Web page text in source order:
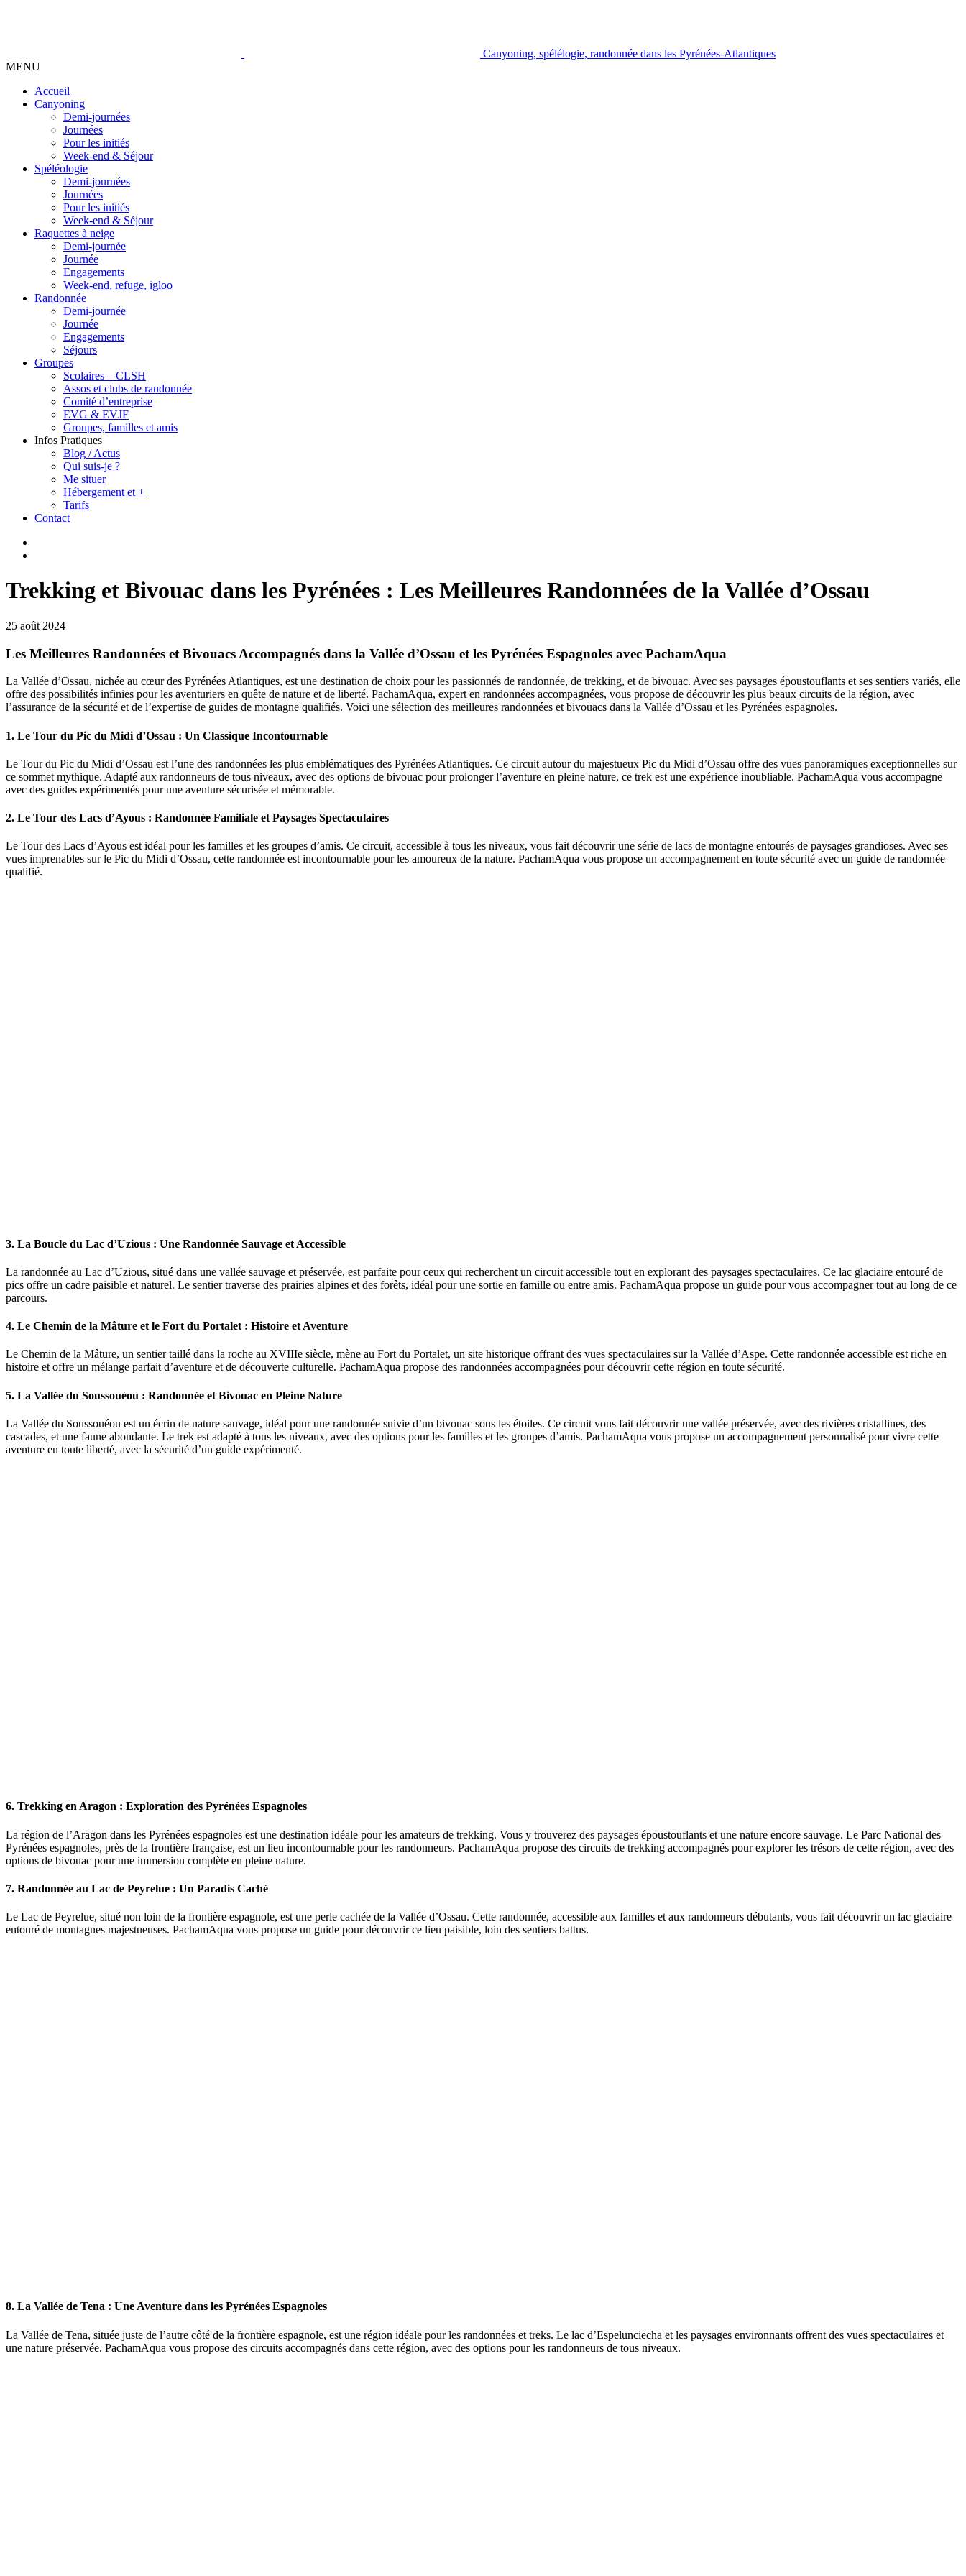
Canyoning, spélélogie, randonnée dans les Pyrénées-Atlantiques
MENU
Accueil
Canyoning
Demi-journées
Journées
Pour les initiés
Week-end & Séjour
Spéléologie
Demi-journées
Journées
Pour les initiés
Week-end & Séjour
Raquettes à neige
Demi-journée
Journée
Engagements
Week-end, refuge, igloo
Randonnée
Demi-journée
Journée
Engagements
Séjours
Groupes
Scolaires – CLSH
Assos et clubs de randonnée
Comité d’entreprise
EVG & EVJF
Groupes, familles et amis
Infos Pratiques
Blog / Actus
Qui suis-je ?
Me situer
Hébergement et +
Tarifs
Contact
Trekking et Bivouac dans les Pyrénées : Les Meilleures Randonnées de la Vallée d’Ossau
25 août 2024
Les Meilleures Randonnées et Bivouacs Accompagnés dans la Vallée d’Ossau et les Pyrénées Espagnoles avec PachamAqua
La Vallée d’Ossau, nichée au cœur des Pyrénées Atlantiques, est une destination de choix pour les passionnés de randonnée, de trekking, et de bivouac. Avec ses paysages époustouflants et ses sentiers variés, elle
offre des possibilités infinies pour les aventuriers en quête de nature et de liberté. PachamAqua, expert en randonnées accompagnées, vous propose de découvrir les plus beaux circuits de la région, avec
l’assurance de la sécurité et de l’expertise de guides de montagne qualifiés. Voici une sélection des meilleures randonnées et bivouacs dans la Vallée d’Ossau et les Pyrénées espagnoles.
1. Le Tour du Pic du Midi d’Ossau : Un Classique Incontournable
Le Tour du Pic du Midi d’Ossau est l’une des randonnées les plus emblématiques des Pyrénées Atlantiques. Ce circuit autour du majestueux Pic du Midi d’Ossau offre des vues panoramiques exceptionnelles sur
ce sommet mythique. Adapté aux randonneurs de tous niveaux, avec des options de bivouac pour prolonger l’aventure en pleine nature, ce trek est une expérience inoubliable. PachamAqua vous accompagne
avec des guides expérimentés pour une aventure sécurisée et mémorable.
2. Le Tour des Lacs d’Ayous : Randonnée Familiale et Paysages Spectaculaires
Le Tour des Lacs d’Ayous est idéal pour les familles et les groupes d’amis. Ce circuit, accessible à tous les niveaux, vous fait découvrir une série de lacs de montagne entourés de paysages grandioses. Avec ses
vues imprenables sur le Pic du Midi d’Ossau, cette randonnée est incontournable pour les amoureux de la nature. PachamAqua vous propose un accompagnement en toute sécurité avec un guide de randonnée
qualifié.
3. La Boucle du Lac d’Uzious : Une Randonnée Sauvage et Accessible
La randonnée au Lac d’Uzious, situé dans une vallée sauvage et préservée, est parfaite pour ceux qui recherchent un circuit accessible tout en explorant des paysages spectaculaires. Ce lac glaciaire entouré de
pics offre un cadre paisible et naturel. Le sentier traverse des prairies alpines et des forêts, idéal pour une sortie en famille ou entre amis. PachamAqua propose un guide pour vous accompagner tout au long de ce
parcours.
4. Le Chemin de la Mâture et le Fort du Portalet : Histoire et Aventure
Le Chemin de la Mâture, un sentier taillé dans la roche au XVIIIe siècle, mène au Fort du Portalet, un site historique offrant des vues spectaculaires sur la Vallée d’Aspe. Cette randonnée accessible est riche en
histoire et offre un mélange parfait d’aventure et de découverte culturelle. PachamAqua propose des randonnées accompagnées pour découvrir cette région en toute sécurité.
5. La Vallée du Soussouéou : Randonnée et Bivouac en Pleine Nature
La Vallée du Soussouéou est un écrin de nature sauvage, idéal pour une randonnée suivie d’un bivouac sous les étoiles. Ce circuit vous fait découvrir une vallée préservée, avec des rivières cristallines, des
cascades, et une faune abondante. Le trek est adapté à tous les niveaux, avec des options pour les familles et les groupes d’amis. PachamAqua vous propose un accompagnement personnalisé pour vivre cette
aventure en toute liberté, avec la sécurité d’un guide expérimenté.
6. Trekking en Aragon : Exploration des Pyrénées Espagnoles
La région de l’Aragon dans les Pyrénées espagnoles est une destination idéale pour les amateurs de trekking. Vous y trouverez des paysages époustouflants et une nature encore sauvage. Le Parc National des
Pyrénées espagnoles, près de la frontière française, est un lieu incontournable pour les randonneurs. PachamAqua propose des circuits de trekking accompagnés pour explorer les trésors de cette région, avec des
options de bivouac pour une immersion complète en pleine nature.
7. Randonnée au Lac de Peyrelue : Un Paradis Caché
Le Lac de Peyrelue, situé non loin de la frontière espagnole, est une perle cachée de la Vallée d’Ossau. Cette randonnée, accessible aux familles et aux randonneurs débutants, vous fait découvrir un lac glaciaire
entouré de montagnes majestueuses. PachamAqua vous propose un guide pour découvrir ce lieu paisible, loin des sentiers battus.
8. La Vallée de Tena : Une Aventure dans les Pyrénées Espagnoles
La Vallée de Tena, située juste de l’autre côté de la frontière espagnole, est une région idéale pour les randonnées et treks. Le lac d’Espelunciecha et les paysages environnants offrent des vues spectaculaires et
une nature préservée. PachamAqua vous propose des circuits accompagnés dans cette région, avec des options pour les randonneurs de tous niveaux.